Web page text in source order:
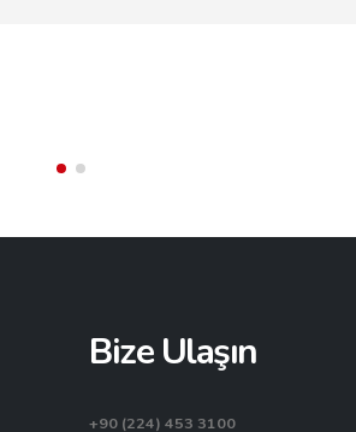
Bize Ulaşın
+90 (224) 453 3100